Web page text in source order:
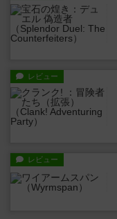
レビュー
レビュー